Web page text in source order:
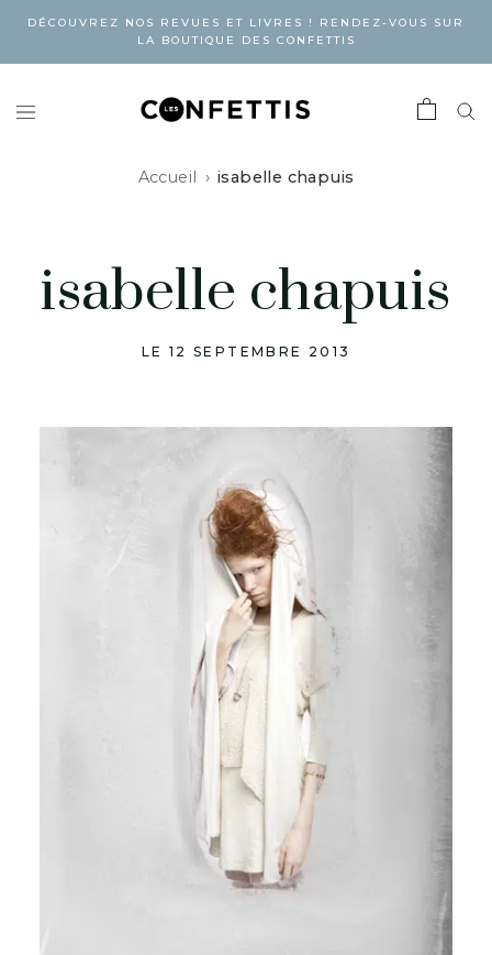
DÉCOUVREZ NOS REVUES ET LIVRES ! RENDEZ-VOUS SUR
LA BOUTIQUE DES CONFETTIS
Accueil isabelle chapuis
isabelle chapuis
LE 12 SEPTEMBRE 2013